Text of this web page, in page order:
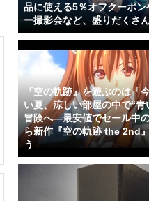
品に使える5％オフクーポ
ー撮影会など、盛りだくさ
『空の軌跡』を遊ぶのは「
い夏、涼しい部屋の中で“
冒険へ―最安値でセール中
ら新作『空の軌跡 the 2nd
う